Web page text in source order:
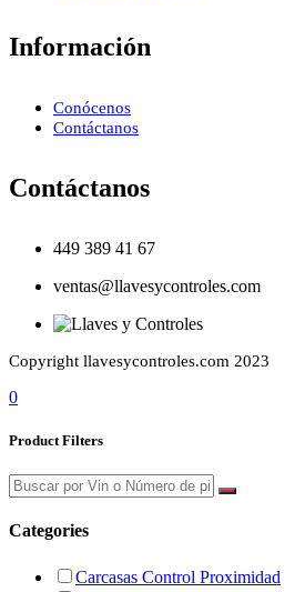
Información
Conócenos
Contáctanos
Contáctanos
449 389 41 67
ventas@llavesycontroles.com
Copyright llavesycontroles.com 2023
0
Product Filters
Categories
Carcasas Control Proximidad